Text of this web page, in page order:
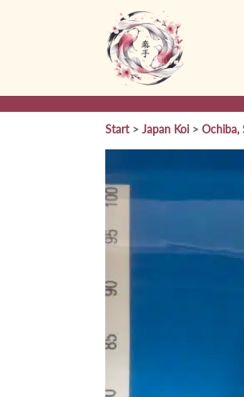
Start> Japan Koi > Ochiba,